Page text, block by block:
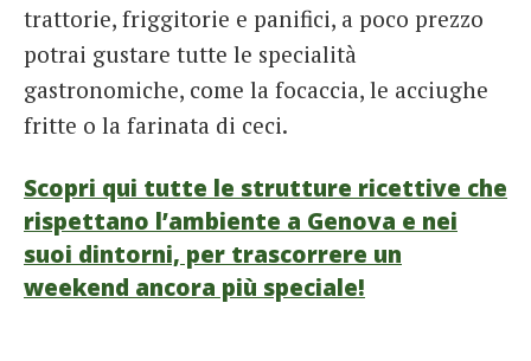
trattorie, friggitorie e panifici, a poco prezzo
potrai gustare tutte le specialità
gastronomiche, come la focaccia, le acciughe
fritte o la farinata di ceci.
Scopri qui tutte le strutture ricettive che
rispettano l’ambiente a Genova e nei
suoi dintorni, per trascorrere un
weekend ancora più speciale!